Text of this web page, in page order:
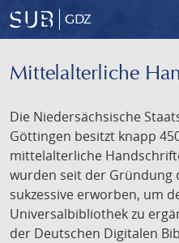
GDZ
Mittelalterliche
Die Niedersächsische
Göttingen besitzt knapp
mittelalterliche
wurden seit der Gründung
sukzessive erworben, um
Universalbibliothek zu
der Deutschen Digitalen